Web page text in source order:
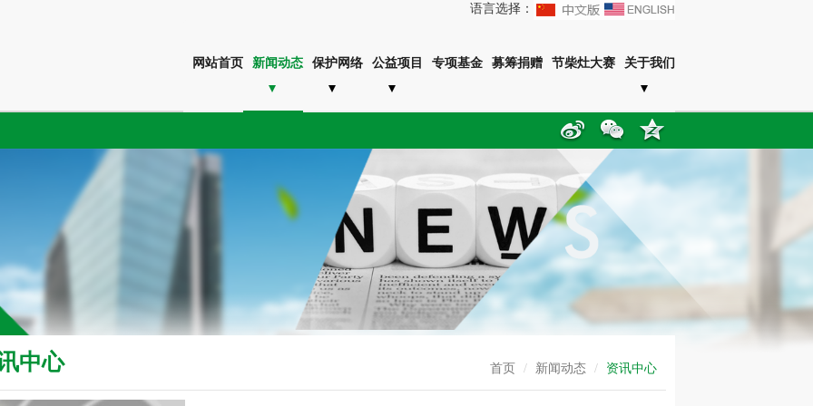
语言选择：
网站首页 新闻动态 保护网络 公益项目 专项基金 募筹捐赠 节柴灶大赛 关于我们
首页 / 新闻动态 / 资讯中心
中心